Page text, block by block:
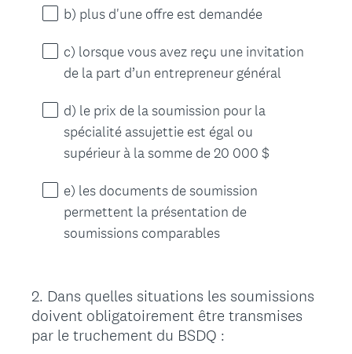
b) plus d'une offre est demandée
c) lorsque vous avez reçu une invitation
de la part d’un entrepreneur général
d) le prix de la soumission pour la
spécialité assujettie est égal ou
supérieur à la somme de 20 000 $
e) les documents de soumission
permettent la présentation de
soumissions comparables
Question
Title
2. Dans quelles situations les soumissions
doivent obligatoirement être transmises
par le truchement du BSDQ :